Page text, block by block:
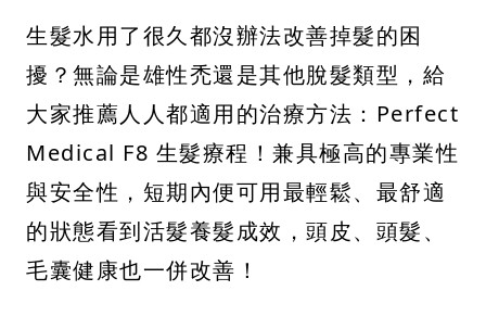
生髮水用了很久都沒辦法改善掉髮的困
擾？無論是雄性禿還是其他脫髮類型，給
大家推薦人人都適用的治療方法：Perfect
Medical F8 生髮療程！兼具極高的專業性
與安全性，短期內便可用最輕鬆、最舒適
的狀態看到活髮養髮成效，頭皮、頭髮、
毛囊健康也一併改善！